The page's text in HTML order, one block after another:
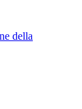
della